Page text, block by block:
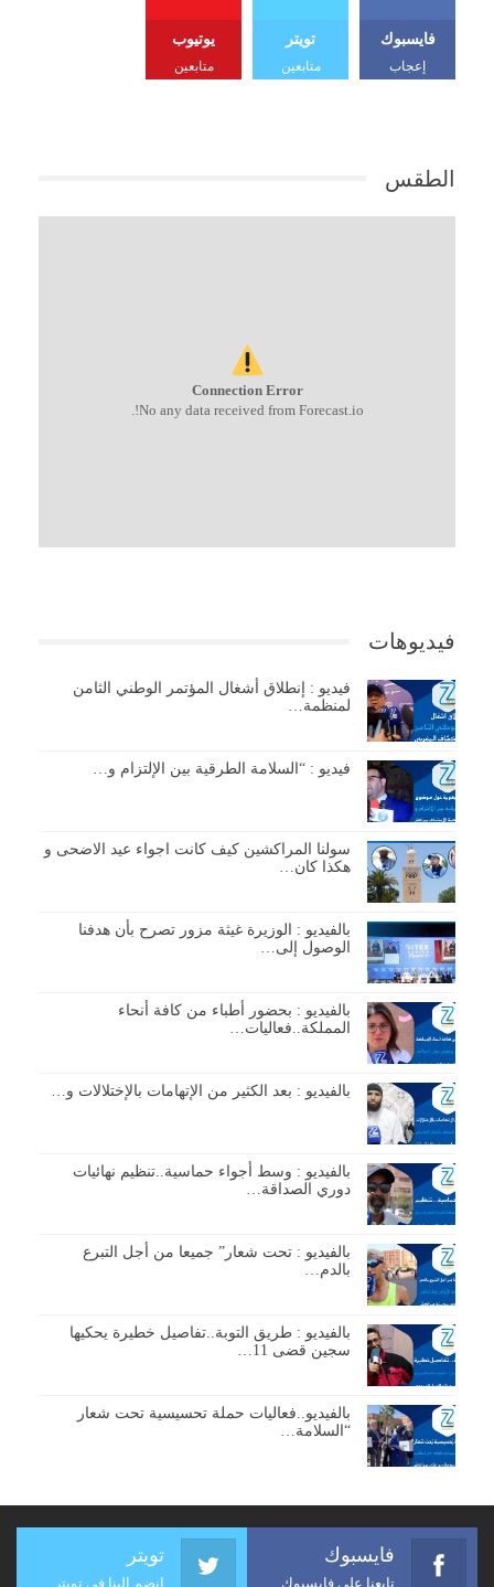
فايسبوك
إعجاب
تويتر
متابعين
يوتيوب
متابعين
الطقس
Connection Error
No any data received from Forecast.io!.
فيديوهات
فيديو : إنطلاق أشغال المؤتمر الوطني الثامن
لمنظمة…
فيديو : “السلامة الطرقية بين الإلتزام و…
سولنا المراكشين كيف كانت اجواء عيد الاضحى و
هكذا كان…
بالفيديو : الوزيرة غيثة مزور تصرح بأن هدفنا
الوصول إلى…
بالفيديو : بحضور أطباء من كافة أنحاء
المملكة..فعاليات…
بالفيديو : بعد الكثير من الإتهامات بالإختلالات و…
بالفيديو : وسط أجواء حماسية..تنظيم نهائيات
دوري الصداقة…
بالفيديو : تحت شعار” جميعا من أجل التبرع
بالدم…
بالفيديو : طريق التوبة..تفاصيل خطيرة يحكيها
سجين قضى 11…
بالفيديو..فعاليات حملة تحسيسية تحت شعار
“السلامة…
فايسبوك
تابعنا على فايسبوك
تويتر
انضم إلينا في تويتر